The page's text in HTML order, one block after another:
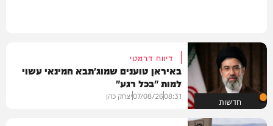
חדשות
דיווח דרמטי
באיראן טוענים שמוג'תבא חמינאי עשוי
למות "בכל רגע"
08:31
07/08/26יצחק כהן